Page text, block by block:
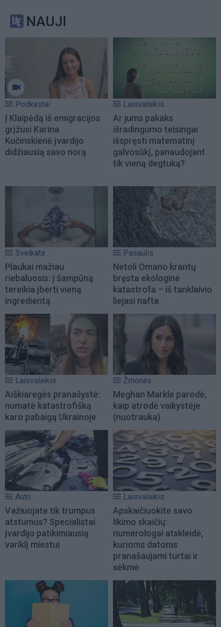
NAUJI
Podkastai
Į Klaipėdą iš emigracijos
grįžusi Karina
Kučinskienė įvardijo
didžiausią savo norą
Laisvalaikis
Ar jums pakaks
išradingumo teisingai
išspręsti matematinį
galvosūkį, panaudojant
tik vieną degtuką?
Sveikata
Plaukai mažiau
riebaluosis: į šampūną
tereikia įberti vieną
ingredientą
Pasaulis
Netoli Omano krantų
bręsta ekologinė
katastrofa – iš tanklaivio
liejasi nafta
Laisvalaikis
Aiškiaregės pranašystė:
numatė katastrofišką
karo pabaigą Ukrainoje
Žmonės
Meghan Markle parodė,
kaip atrodė vaikystėje
(nuotrauka)
Auto
Važiuojate tik trumpus
atstumus? Specialistai
įvardijo patikimiausią
variklį miestui
Laisvalaikis
Apskaičiuokite savo
likimo skaičių:
numerologai atskleidė,
kurioms datoms
pranašaujami turtai ir
sėkmė